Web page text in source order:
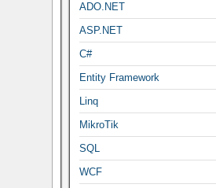
ADO.NET
ASP.NET
C#
Entity Framework
Linq
MikroTik
SQL
WCF